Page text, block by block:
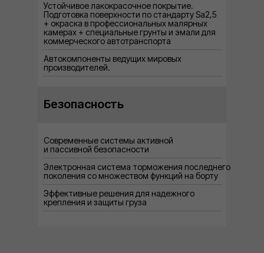
Безопасность
Устойчивое лакокрасочное покрытие.
Подготовка поверхности по стандарту Sa2,5
+ окраска в профессиональных малярных
камерах + специальные грунты и эмали для
коммерческого автотранспорта
Автокомпоненты ведущих мировых
производителей.
Современные системы активной
и пассивной безопасности
Электронная система торможения последнего
поколения со множеством функций на борту
Эффективные решения для надежного
крепления и защиты груза